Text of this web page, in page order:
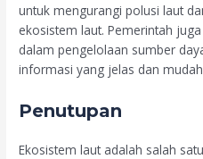
untuk mengurangi polusi laut
ekosistem laut. Pemerintah
dalam pengelolaan sumber
informasi yang jelas dan
Penutupan
Ekosistem laut adalah salah